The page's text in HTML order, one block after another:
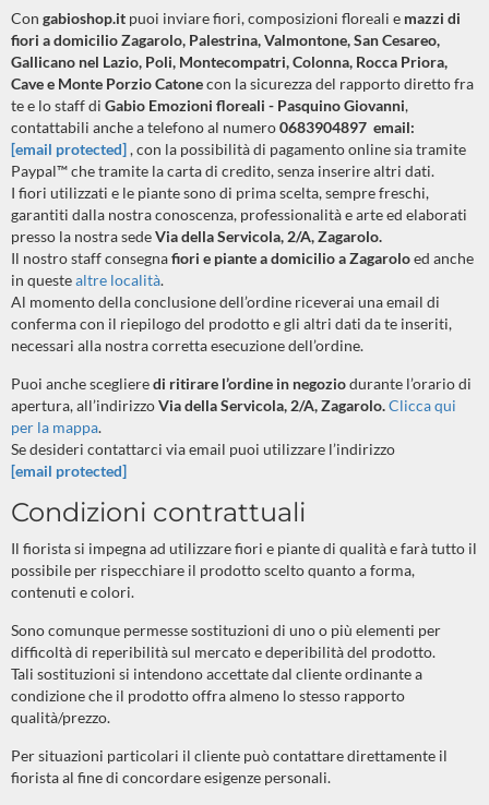
Con gabioshop.it puoi inviare fiori, composizioni floreali e mazzi di
fiori a domicilio Zagarolo, Palestrina, Valmontone, San Cesareo,
Gallicano nel Lazio, Poli, Montecompatri, Colonna, Rocca Priora,
Cave e Monte Porzio Catonecon la sicurezza del rapporto diretto fra
te e lo staff di Gabio Emozioni floreali - Pasquino Giovanni,
contattabili anche a telefono al numero0683904897 email:
[email protected], con la possibilità di pagamento online sia tramite
Paypal™ che tramite la carta di credito, senza inserire altri dati.
I fiori utilizzati e le piante sono di prima scelta, sempre freschi,
garantiti dalla nostra conoscenza, professionalità e arte ed elaborati
presso la nostra sedeVia della Servicola, 2/A, Zagarolo.
Il nostro staff consegnafiori e piante a domicilio a Zagaroloed anche
in questealtre località.
Al momento della conclusione dell’ordine riceverai una email di
conferma con il riepilogo del prodotto e gli altri dati da te inseriti,
necessari alla nostra corretta esecuzione dell’ordine.
Puoi anche sceglieredi ritirare l’ordine in negoziodurante l’orario di
apertura, all’indirizzoVia della Servicola, 2/A, Zagarolo.Clicca qui
per la mappa.
Se desideri contattarci via email puoi utilizzare l’indirizzo
[email protected]
Condizioni contrattuali
Il fiorista si impegna ad utilizzare fiori e piante di qualità e farà tutto il
possibile per rispecchiare il prodotto scelto quanto a forma,
contenuti e colori.
Sono comunque permesse sostituzioni di uno o più elementi per
difficoltà di reperibilità sul mercato e deperibilità del prodotto.
Tali sostituzioni si intendono accettate dal cliente ordinante a
condizione che il prodotto offra almeno lo stesso rapporto
qualità/prezzo.
Per situazioni particolari il cliente può contattare direttamente il
fiorista al fine di concordare esigenze personali.